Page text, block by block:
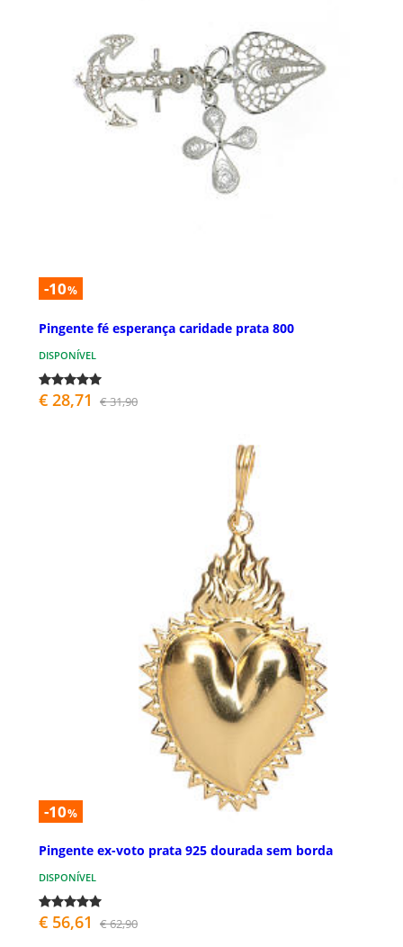
-10%
Pingente fé esperança caridade prata 800
DISPONÍVEL
€ 28,71 € 31,90
-10%
Pingente ex-voto prata 925 dourada sem borda
DISPONÍVEL
€ 56,61 € 62,90